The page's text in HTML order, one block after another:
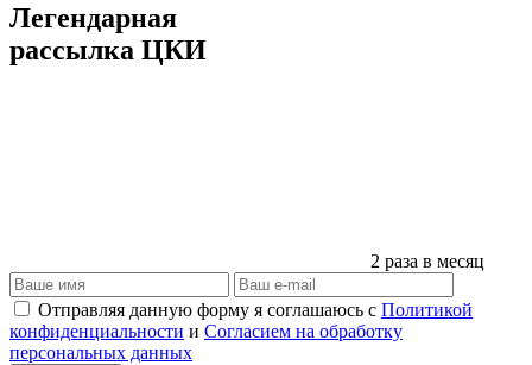
Легендарная
рассылка ЦКИ
2 раза в месяц
Отправляя данную форму я соглашаюсь с Политикой
конфиденциальности и Согласием на обработку
персональных данных